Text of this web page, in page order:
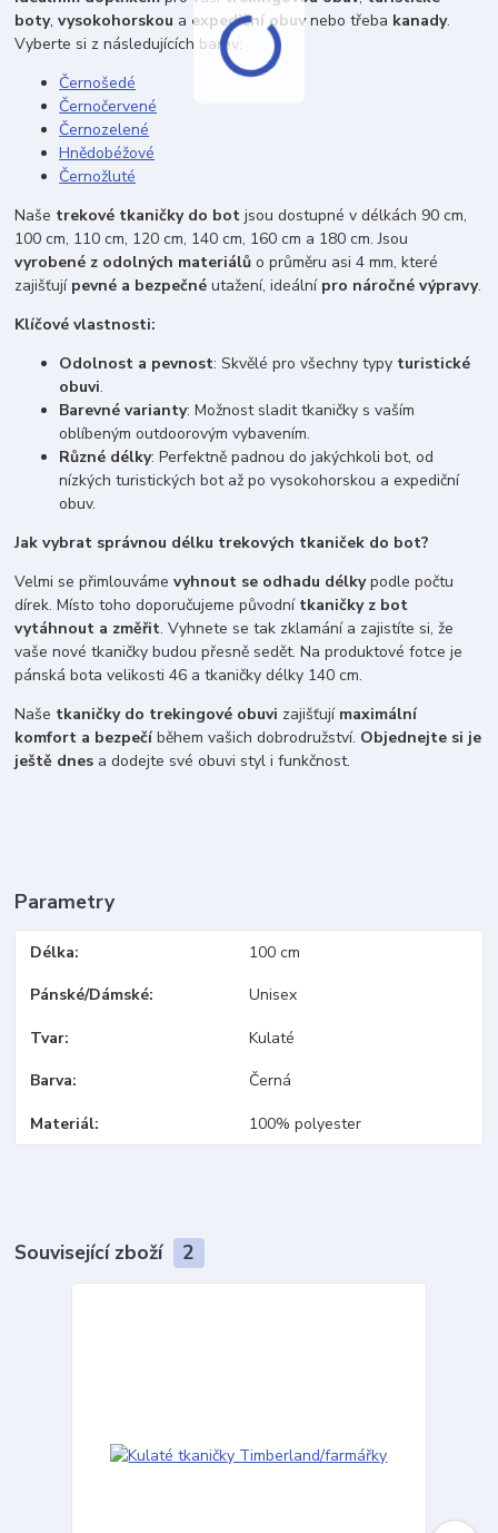
boty,vysokohorskou a expediční obuvnebo třeba kanady.
Vyberte si z následujících barev:
Černošedé
Černočervené
Černozelené
Hnědobéžové
Černožluté
Naše trekové tkaničky do bot jsou dostupné v délkách 90 cm,
100 cm, 110 cm, 120 cm, 140 cm, 160 cm a 180 cm. Jsou
vyrobené z odolných materiálů o průměru asi 4 mm, které
zajišťují pevné a bezpečné utažení, ideální pro náročné výpravy.
Klíčové vlastnosti:
Odolnost a pevnost: Skvělé pro všechny typy turistické
obuvi.
Barevné varianty: Možnost sladit tkaničky s vaším
oblíbeným outdoorovým vybavením.
Různé délky: Perfektně padnou do jakýchkoli bot, od
nízkých turistických bot až po vysokohorskou a expediční
obuv.
Jak vybrat správnou délku trekových tkaniček do bot?
Velmi se přimlouvámevyhnout se odhadu délkypodle počtu
dírek. Místo toho doporučujeme původní tkaničky z bot
vytáhnout a změřit. Vyhnete se tak zklamání a zajistíte si, že
vaše nové tkaničky budou přesně sedět. Na produktové fotce je
pánská bota velikosti 46 a tkaničky délky 140 cm.
Naše tkaničky do trekingové obuvi zajišťují maximální
komfort a bezpečíběhem vašich dobrodružství. Objednejte si je
ještě dnes a dodejte své obuvi styl i funkčnost.
Parametry
Délka 100 cm
Pánské/Dámské Unisex
Tvar Kulaté
Barva Černá
Materiál 100% polyester
Související zboží 2